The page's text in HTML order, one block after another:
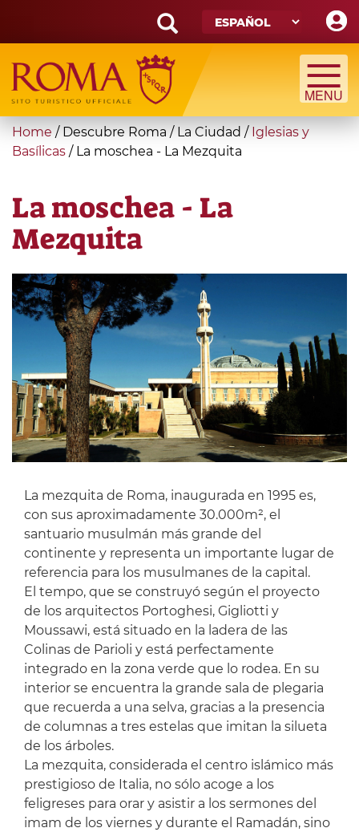
main
content
Search
form
Búsqueda
You
are
Home / Descubre Roma / La Ciudad / Iglesias y
Basílicas / La moschea - La Mezquita
La moschea - La
Mezquita
La mezquita de Roma, inaugurada en 1995 es,
con sus aproximadamente 30.000m², el
santuario musulmán más grande del
continente y representa un importante lugar de
referencia para los musulmanes de la capital.
El tempo, que se construyó según el proyecto
de los arquitectos Portoghesi, Gigliotti y
Moussawi, está situado en la ladera de las
Colinas de Parioli y está perfectamente
integrado en la zona verde que lo rodea. En su
interior se encuentra la grande sala de plegaria
que recuerda a una selva, gracias a la presencia
de columnas a tres estelas que imitan la silueta
de los árboles.
La mezquita, considerada el centro islámico más
prestigioso de Italia, no sólo acoge a los
feligreses para orar y asistir a los sermones del
imam de los viernes y durante el Ramadán, sino